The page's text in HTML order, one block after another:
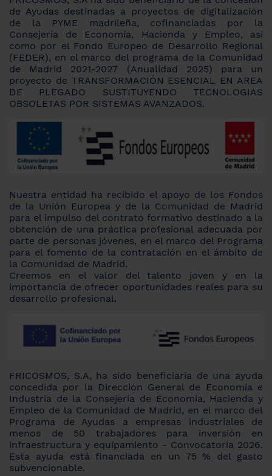
de Ayudas destinadas a proyectos de digitalización
de la PYME madrileña, cofinanciadas por la
Consejería de Economía, Hacienda y Empleo, así
como por el Fondo Europeo de Desarrollo Regional
(FEDER), en el marco del programa de la Comunidad
de Madrid 2021-2027 (Anualidad 2025) para un
proyecto de TRANSFORMACIÓN ESENCIAL EN AREA
DE PLEGADO SUSTITUYENDO TECNOLOGIAS
OBSOLETAS POR SISTEMAS AVANZADOS.
Nuestra entidad ha recibido el apoyo de los Fondos
de la Unión Europea y de la Comunidad de Madrid
para el impulso del contrato formativo destinado a la
obtención de una práctica profesional adecuada por
parte de personas jóvenes, en el marco del Programa
para el fomento de la contratación en el ámbito de
la Comunidad de Madrid.
Creemos en el valor del talento joven y en la
importancia de ofrecer oportunidades reales para su
desarrollo profesional.
FRICOSMOS, S.A, ha sido beneficiaria de una ayuda
concedida por la Dirección General de Economía e
Industria de la Consejería de Economía, Hacienda y
Empleo de la Comunidad de Madrid, en el marco del
Programa de Ayudas a empresas industriales de
menos de 50 trabajadores para inversión en
infraestructura y equipamiento - Convocatoria 2026.
Esta ayuda está financiada en un 75 % del gasto
subvencionable.